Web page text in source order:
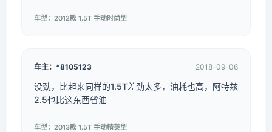
车型：2012款 1.5T 手动时尚型
车主：*8105123 2018-09-06
没劲，比起来同样的1.5T差劲太多，油耗也高，阿特兹
2.5也比这东西省油
车型：2013款 1.5T 手动精英型